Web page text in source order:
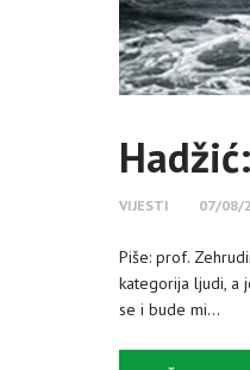
VIJESTI 07/08/
Piše: prof.
kategorija ljudi, a
se i bude mi…